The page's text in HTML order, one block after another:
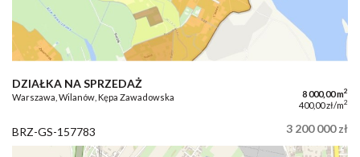
DZIAŁKA NA SPRZEDAŻ
Warszawa, Wilanów, Kępa Zawadowska 8 000,00 m2
400,00 zł/m2
BRZ-GS-157783 3 200 000 zł